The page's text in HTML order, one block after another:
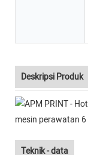
Deskripsi Produk
Teknik - data